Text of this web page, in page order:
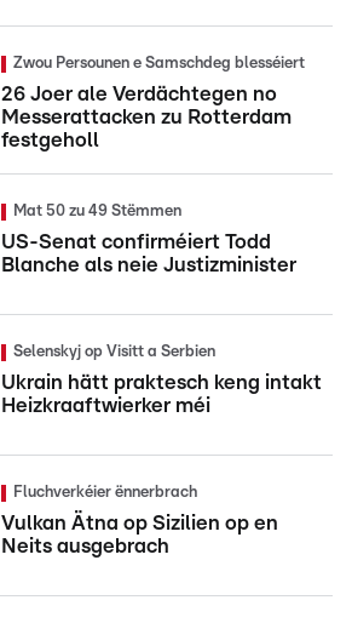
Zwou Persounen e Samschdeg blesséiert
26 Joer ale Verdächtegen no
Messerattacken zu Rotterdam
festgeholl
Mat 50 zu 49 Stëmmen
US-Senat confirméiert Todd
Blanche als neie Justizminister
Selenskyj op Visitt a Serbien
Ukrain hätt praktesch keng intakt
Heizkraaftwierker méi
Fluchverkéier ënnerbrach
Vulkan Ätna op Sizilien op en
Neits ausgebrach